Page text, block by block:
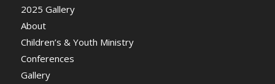
2025 Gallery
About
Children’s & Youth Ministry
Conferences
Gallery